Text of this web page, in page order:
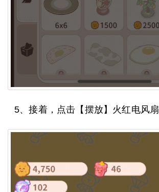
5、接着，点击【摆放】火红电风扇